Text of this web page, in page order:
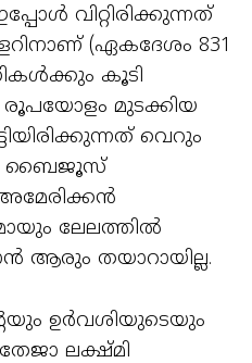
വിറ്റിരിക്കുന്നത്
(ഏകദേശം 831
കൂടി
രൂപയോളം മുടക്കിയ
വെറും
ബൈജൂസ്
ലേലത്തില്‍
ആരും തയാറായില്ല.
ഉര്‍വശിയുടെയും
ലക്ഷ്മി